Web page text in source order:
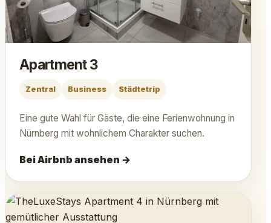
Apartment 3
Zentral Business Städtetrip
Eine gute Wahl für Gäste, die eine Ferienwohnung in
Nürnberg mit wohnlichem Charakter suchen.
Bei Airbnb ansehen →